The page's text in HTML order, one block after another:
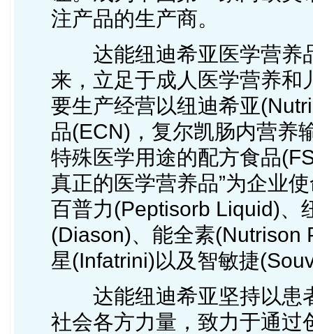
注产品的生产商。
达能纽迪希亚医学营养
来，立足于成人医学营养
要生产经营以纽迪希亚
品(ECN)，复尔凯肠内营养
特殊医学用途的配方食品
真正的医学营养品”为企业
百普力(Peptisorb Liquid)、
(Diason)、能全素(Nutrison
星(Infatrini)以及智敏捷
达能纽迪希亚坚持以患
社会各方力量，致力于通过